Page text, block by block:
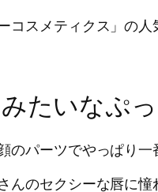
コスメティクス」の
たいなぷ
のパーツでやっぱり
んのセクシーな唇に